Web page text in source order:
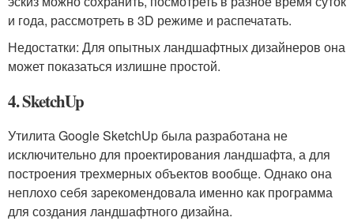
и года, рассмотреть в 3D режиме и распечатать.
Недостатки: Для опытных ландшафтных дизайнеров она
может показаться излишне простой.
4. SketchUp
Утилита Google SketchUp была разработана не
исключительно для проектирования ландшафта, а для
построения трехмерных объектов вообще. Однако она
неплохо себя зарекомендовала именно как программа
для создания ландшафтного дизайна.